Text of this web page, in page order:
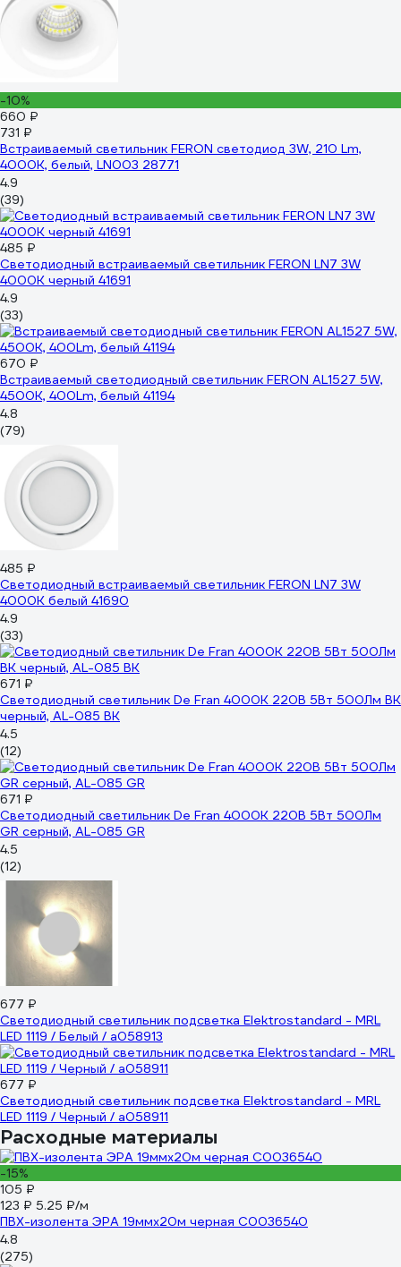
-10%
660 ₽
731 ₽
Встраиваемый светильник FERON светодиод 3W, 210 Lm,
4000К, белый, LN003 28771
4.9
(39)
485 ₽
Светодиодный встраиваемый светильник FERON LN7 3W
4000K черный 41691
4.9
(33)
670 ₽
Встраиваемый светодиодный светильник FERON AL1527 5W,
4500K, 400Lm, белый 41194
4.8
(79)
485 ₽
Светодиодный встраиваемый светильник FERON LN7 3W
4000K белый 41690
4.9
(33)
671 ₽
Светодиодный светильник De Fran 4000K 220В 5Вт 500Лм BK
черный, AL-085 BK
4.5
(12)
671 ₽
Светодиодный светильник De Fran 4000K 220В 5Вт 500Лм
GR серный, AL-085 GR
4.5
(12)
677 ₽
Светодиодный светильник подсветка Elektrostandard - MRL
LED 1119 / Белый / a058913
677 ₽
Светодиодный светильник подсветка Elektrostandard - MRL
LED 1119 / Черный / a058911
Расходные материалы
-15%
105 ₽
123 ₽ 5.25 ₽/м
ПВХ-изолента ЭРА 19ммх20м черная C0036540
4.8
(275)